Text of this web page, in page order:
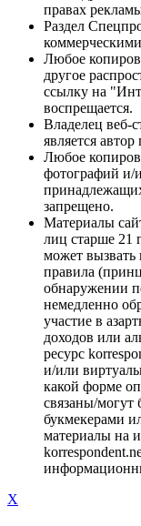
правах
Раздел
Любое
другое
ссылку на
воспрещается.
Владелец веб-
является
Любое
фотографий и/
запрещено.
Материалы
лиц старше 21
может вызвать
правила
обнаружении
немедленно
участие в
доходов или
ресурс
и/или
какой форме
связаны/могут
букмекерами
материалы на
X